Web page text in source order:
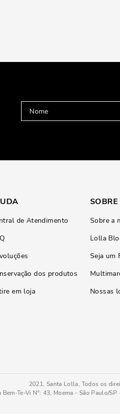
de Atendimento
dos produtos
em loja
SOBRE
Sobre a
Lolla
Seja um
Nossas
2021, Santa Lolla, Todos os
Bem-Te-Vi N°: 43, Moema - São Paulo/